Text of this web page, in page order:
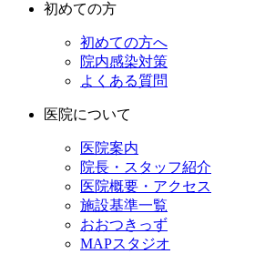
初めての方
初めての方へ
院内感染対策
よくある質問
医院について
医院案内
院長・スタッフ紹介
医院概要・アクセス
施設基準一覧
おおつきっず
MAPスタジオ